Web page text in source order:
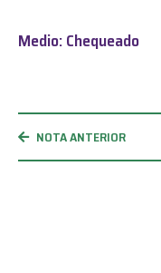
Medio: Chequeado
NOTA ANTERIOR